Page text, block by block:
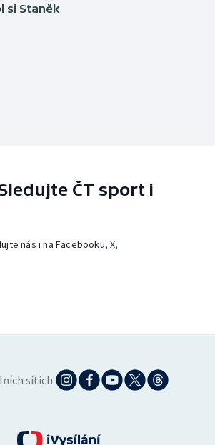
si Staněk
ČT sport i
nás i na Facebooku, X,
sítích: